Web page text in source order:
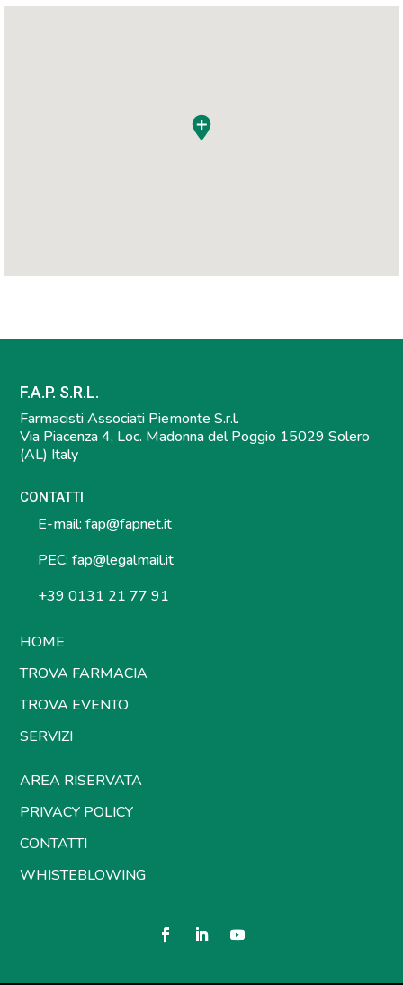
F.A.P. S.R.L.
Farmacisti Associati Piemonte S.r.l.
Via Piacenza 4, Loc. Madonna del Poggio 15029 Solero
(AL) Italy
CONTATTI
E-mail: fap@fapnet.it
PEC: fap@legalmail.it
+39 0131 21 77 91
HOME
TROVA FARMACIA
TROVA EVENTO
SERVIZI
AREA RISERVATA
PRIVACY POLICY
CONTATTI
WHISTEBLOWING